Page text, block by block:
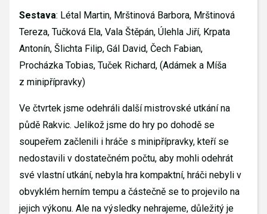
Sestava: Létal Martin, Mrštinová Barbora, Mrštinová
Tereza, Tučková Ela, Vala Štěpán, Úlehla Jiří, Krpata
Antonín, Šlichta Filip, Gál David, Čech Fabian,
Procházka Tobias, Tuček Richard, (Adámek a Míša
z minipřípravky)
Ve čtvrtek jsme odehráli další mistrovské utkání na
půdě Rakvic. Jelikož jsme do hry po dohodě se
soupeřem začlenili i hráče s minipřípravky, kteří se
nedostavili v dostatečném počtu, aby mohli odehrát
své vlastní utkání, nebyla hra kompaktní, hráči nebyli v
obvyklém herním tempu a částečně se to projevilo na
jejich výkonu. Ale na výsledky nehrajeme, důležitý je